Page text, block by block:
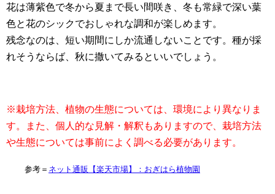
花は薄紫色で冬から夏まで長い間咲き、冬も常緑で深い葉
色と花のシックでおしゃれな調和が楽しめます。
残念なのは、短い期間にしか流通しないことです。種が採
れそうならば、秋に撒いてみるといいでしょう。
※栽培方法、植物の生態については、環境により異なりま
す。また、個人的な見解・解釈もありますので、栽培方法
や生態については事前によく調べる必要があります。
参考＝ ネット通販【楽天市場】：おぎはら植物園